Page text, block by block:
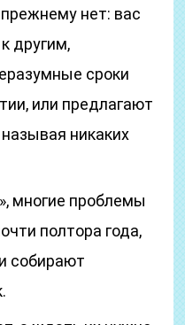
нет: вас
другим,
сроки
или предлагают
никаких
многие проблемы
полтора года,
собирают